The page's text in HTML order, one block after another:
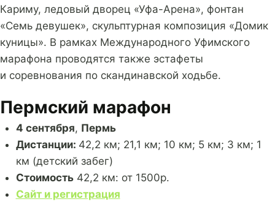
Кариму, ледовый дворец «Уфа-Арена», фонтан
«Семь девушек», скульптурная композиция «Домик
куницы». В рамках Международного Уфимского
марафона проводятся также эстафеты
и соревнования по скандинавской ходьбе.
Пермский марафон
4 сентября, Пермь
Дистанции: 42,2 км; 21,1 км; 10 км; 5 км; 3 км; 1
км (детский забег)
Стоимость42,2 км: от 1500р.
Сайт и регистрация